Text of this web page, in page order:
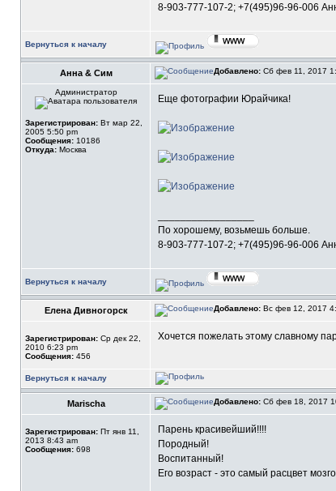
8-903-777-107-2; +7(495)96-96-006
Вернуться к началу
Анна & Сим Добавлено: Сб фев 11, 2017
Администратор
Зарегистрирован: Вт мар 22,
2005 5:50 pm
Сообщения: 10186
Откуда: Москва
Еще фотографии Юрайчика!
По хорошему, возьмешь больше.
8-903-777-107-2; +7(495)96-96-006
Вернуться к началу
Елена Дивногорск Добавлено: Вс фев 12, 2017
Зарегистрирован: Ср дек 22,
2010 6:23 pm
Сообщения: 456
Хочется пожелать этому славному
Вернуться к началу
Marischa Добавлено: Сб фев 18, 2017
Зарегистрирован: Пт янв 11,
2013 8:43 am
Сообщения: 698
Парень красивейший!!!!
Породный!
Воспитанный!
Его возраст - это самый расцвет